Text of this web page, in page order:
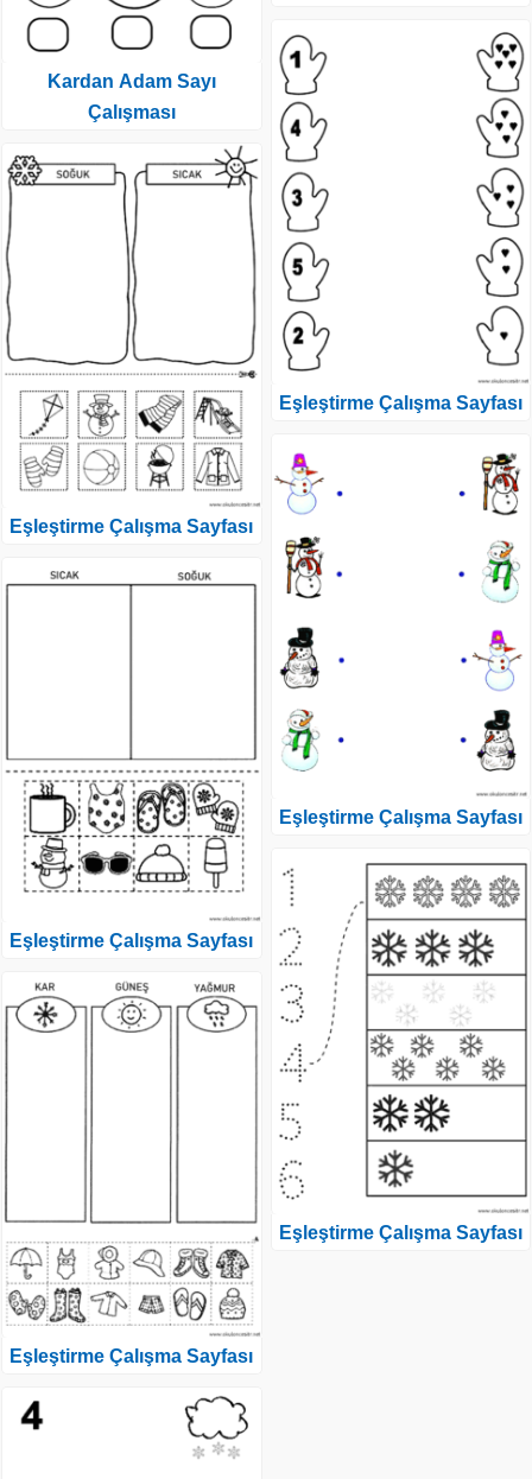
Kardan Adam Sayı
Çalışması
Eşleştirme Çalışma Sayfası
Eşleştirme Çalışma Sayfası
Eşleştirme Çalışma Sayfası
Eşleştirme Çalışma Sayfası
Eşleştirme Çalışma Sayfası
Eşleştirme Çalışma Sayfası